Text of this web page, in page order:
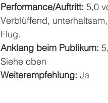
Performance/Auftritt: 5,0
Verblüffend,
Flug.
Anklang beim Publikum:
Siehe oben
Weiterempfehlung: Ja